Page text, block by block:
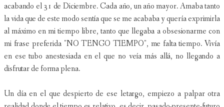
acabando el 31 de Diciembre. Cada año, un año mayor. Amaba tanto
la vida que de este modo sentía que se me acababa y quería exprimirla
al máximo en mi tiempo libre, tanto que llegaba a obsesionarme con
mi frase preferida "NO TENGO TIEMPO", me falta tiempo. Vivía
en ese tubo anestesiada en el que no veía más allá, no llegando a
disfrutar de forma plena.
Un día en el que despierto de ese letargo, empiezo a palpar otra